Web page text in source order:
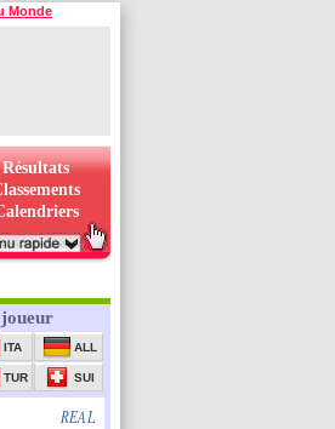
Monde
Résultats